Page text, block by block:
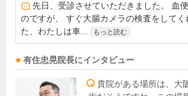
先日、受診させていただきました。 血
のですが、 すぐ大腸カメラの検査をしてく
た、わたしは車...
もっと読む
有住忠晃院長にインタビュー
貴院がある場所は、大